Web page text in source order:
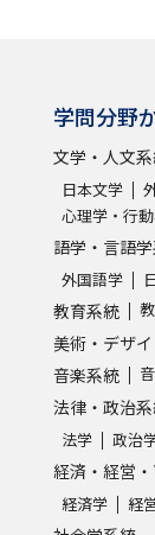
学問分野
文学・人文
日本文学
心理学・行
語学・言語
外国語学
教育系統
美術・デザ
音楽系統
法律・政治
法学 政治
経済・経営
経済学 経